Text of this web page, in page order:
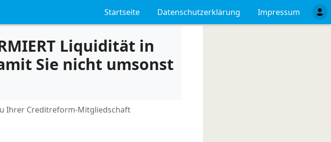
Startseite Datenschutzerklärung Impressum
Liquidität in
Sie nicht umsonst
Ihrer Creditreform-Mitgliedschaft